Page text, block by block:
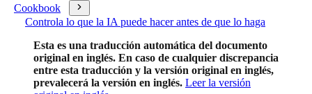
Cookbook
Controla lo que la IA puede hacer antes de que lo haga
Esta es una traducción automática del documento
original en inglés. En caso de cualquier discrepancia
entre esta traducción y la versión original en inglés,
prevalecerá la versión en inglés. Leer la versión